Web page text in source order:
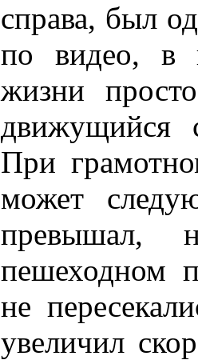
справа, был
по видео, в
жизни
движущийся
При
может
превышал,
пешеходном
не
увеличил